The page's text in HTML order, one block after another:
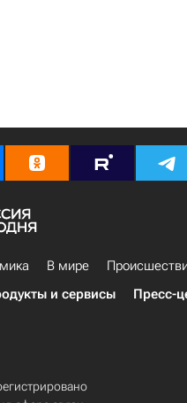
В мире
и сервисы Пресс-